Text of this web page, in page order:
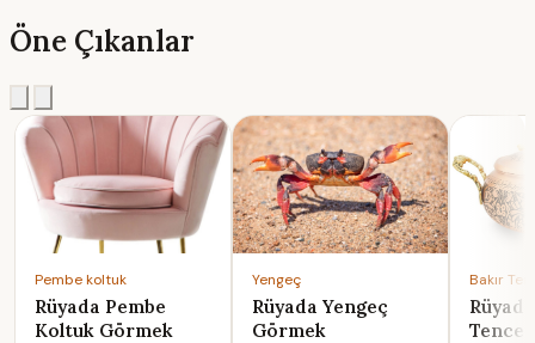
Öne Çıkanlar
Pembe koltuk
Rüyada Pembe
Koltuk Görmek
Yengeç
Rüyada Yengeç
Görmek
Bakır